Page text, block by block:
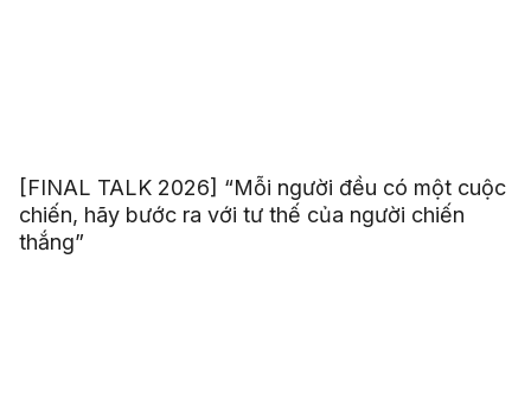
[FINAL TALK 2026] “Mỗi người đều có một cuộc
chiến, hãy bước ra với tư thế của người chiến
thắng”